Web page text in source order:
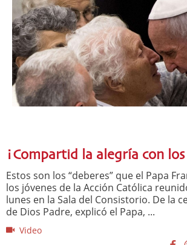
¡Compartid la alegría con
Estos son los “deberes” que el Papa
los jóvenes de la Acción Católica
lunes en la Sala del Consistorio. De la
de Dios Padre, explicó el Papa, ...
Video